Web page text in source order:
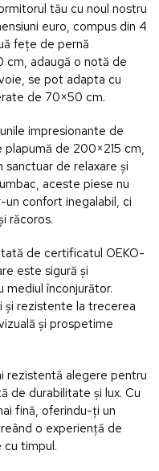
tău cu noul nostru
euro, compus din 4
fețe de pernă
cm, adaugă o notă de
se pot adapta cu
de 70×50 cm.
impresionante de
de 200×215 cm,
de relaxare și
aceste piese nu
confort inegalabil, ci
răcoros.
de certificatul OEKO-
este sigură și
mediul înconjurător.
și rezistente la trecerea
și prospetime
rezistentă alegere pentru
de durabilitate și lux. Cu
fină, oferindu-ți un
o experiență de
timpul.